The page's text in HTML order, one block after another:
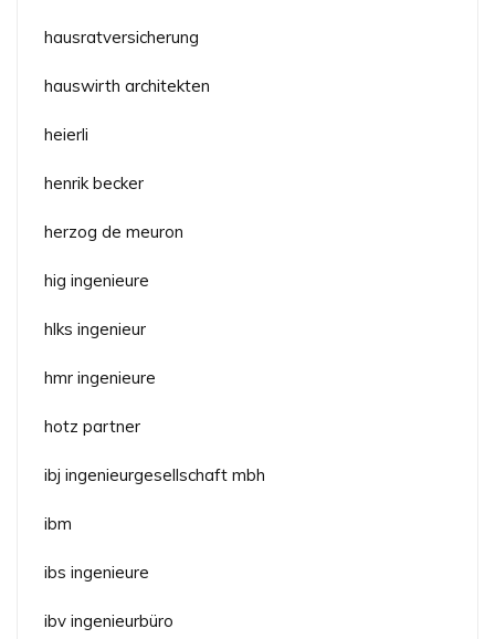
hausratversicherung
hauswirth architekten
heierli
henrik becker
herzog de meuron
hig ingenieure
hlks ingenieur
hmr ingenieure
hotz partner
ibj ingenieurgesellschaft mbh
ibm
ibs ingenieure
ibv ingenieurbüro